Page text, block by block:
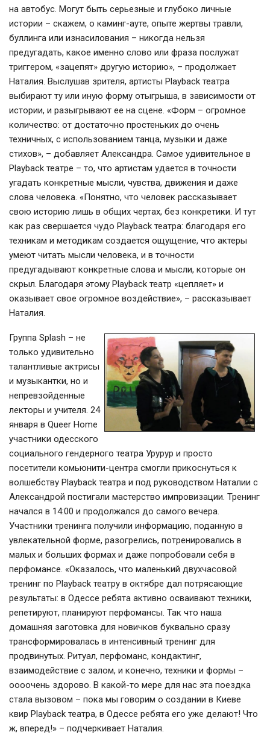
на автобус. Могут быть серьезные и глубоко личные
истории – скажем, о каминг-ауте, опыте жертвы травли,
буллинга или изнасилования – никогда нельзя
предугадать, какое именно слово или фраза послужат
триггером, «зацепят» другую историю», – продолжает
Наталия. Выслушав зрителя, артисты Playback театра
выбирают ту или иную форму отыгрыша, в зависимости от
истории, и разыгрывают ее на сцене. «Форм – огромное
количество: от достаточно простеньких до очень
техничных, с использованием танца, музыки и даже
стихов», – добавляет Александра. Самое удивительное в
Playback театре – то, что артистам удается в точности
угадать конкретные мысли, чувства, движения и даже
слова человека. «Понятно, что человек рассказывает
свою историю лишь в общих чертах, без конкретики. И тут
как раз свершается чудо Playback театра: благодаря его
техникам и методикам создается ощущение, что актеры
умеют читать мысли человека, и в точности
предугадывают конкретные слова и мысли, которые он
скрыл. Благодаря этому Playback театр «цепляет» и
оказывает свое огромное воздействие», – рассказывает
Наталия.
Группа Splash – не
только удивительно
талантливые актрисы
и музыкантки, но и
непревзойденные
лекторы и учителя. 24
января в Queer Home
участники одесского
социального гендерного театра Урурур и просто
посетители комьюнити-центра смогли прикоснуться к
волшебству Playback театра и под руководством Наталии с
Александрой постигали мастерство импровизации. Тренинг
начался в 14:00 и продолжался до самого вечера.
Участники тренинга получили информацию, поданную в
увлекательной форме, разогрелись, потренировались в
малых и больших формах и даже попробовали себя в
перфомансе. «Оказалось, что маленький двухчасовой
тренинг по Playback театру в октябре дал потрясающие
результаты: в Одессе ребята активно осваивают техники,
репетируют, планируют перфомансы. Так что наша
домашняя заготовка для новичков буквально сразу
трансформировалась в интенсивный тренинг для
продвинутых. Ритуал, перфоманс, кондактинг,
взаимодействие с залом, и конечно, техники и формы –
оооочень здорово. В какой-то мере для нас эта поездка
стала вызовом – пока мы говорим о создании в Киеве
квир Playback театра, в Одессе ребята его уже делают! Что
ж, вперед!» – подчеркивает Наталия.